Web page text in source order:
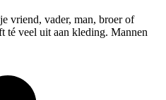
vriend, vader, man, broer of
té veel uit aan kleding. Mannen